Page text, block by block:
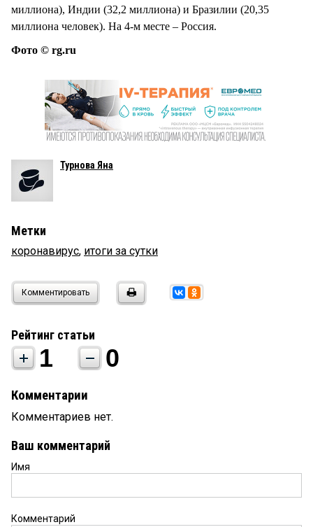
миллиона), Индии (32,2 миллиона) и Бразилии (20,35
миллиона человек). На 4-м месте – Россия.
Фото © rg.ru
Турнова Яна
Метки
коронавирус, итоги за сутки
Комментировать
Рейтинг статьи
1 0
Комментарии
Комментариев нет.
Ваш комментарий
Имя
Комментарий